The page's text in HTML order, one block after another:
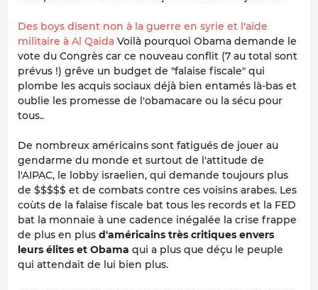
Des boys disent non à la guerre en syrie et l'aide
militaire à Al Qaida Voilà pourquoi Obama demande le
vote du Congrès car ce nouveau conflit (7 au total sont
prévus !) grêve un budget de "falaise fiscale" qui
plombe les acquis sociaux déjà bien entamés là-bas et
oublie les promesse de l'obamacare ou la sécu pour
tous..
De nombreux américains sont fatigués de jouer au
gendarme du monde et surtout de l'attitude de
l'AIPAC, le lobby israelien, qui demande toujours plus
de $$$$$ et de combats contre ces voisins arabes. Les
coùts de la falaise fiscale bat tous les records et la FED
bat la monnaie à une cadence inégalée la crise frappe
de plus en plus d'américains très critiques envers
leurs élites et Obama qui a plus que déçu le peuple
qui attendait de lui bien plus.